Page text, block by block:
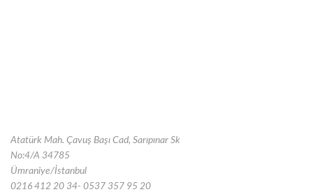
Atatürk Mah. Çavuş Başı Cad, Sarıpınar Sk
No:4/A 34785
Ümraniye/İstanbul
0216 412 20 34- 0537 357 95 20